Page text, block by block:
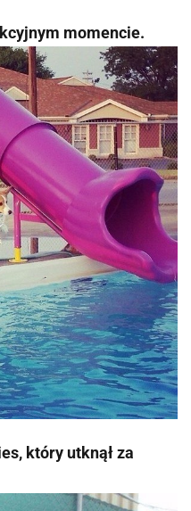
momencie.
który utknął za